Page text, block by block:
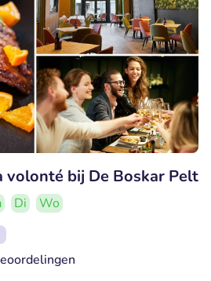
volonté bij De Boskar Pelt
Di
Wo